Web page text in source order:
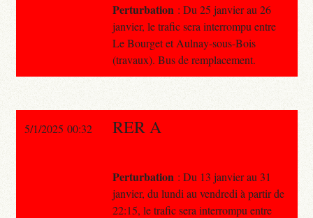
Perturbation : Du 25 janvier au 26
janvier, le trafic sera interrompu entre
Le Bourget et Aulnay-sous-Bois
(travaux). Bus de remplacement.
5/1/2025 00:32 RER A
Perturbation : Du 13 janvier au 31
janvier, du lundi au vendredi à partir de
22:15, le trafic sera interrompu entre